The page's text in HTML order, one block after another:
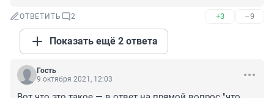
ОТВЕТИТЬ 2 +3 –9
Показать ещё 2 ответа
Гость
9 октября 2021, 12:03